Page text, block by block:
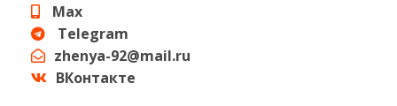
Max
Telegram
zhenya-92@mail.ru
ВКонтакте